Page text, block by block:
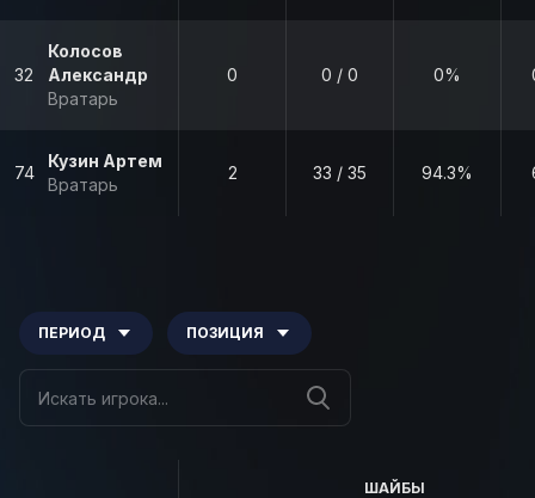
32
Колосов
Александр
Вратарь
0 0 / 0 0%
74
Кузин Артем
Вратарь
2 33 / 35 94.3%
ПЕРИОД ПОЗИЦИЯ
ШАЙБЫ